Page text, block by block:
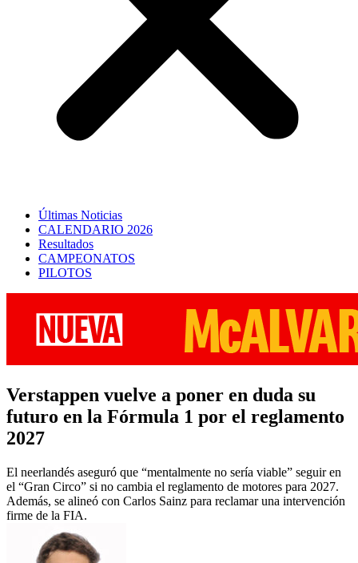
Últimas Noticias
CALENDARIO 2026
Resultados
CAMPEONATOS
PILOTOS
Verstappen vuelve a poner en duda su
futuro en la Fórmula 1 por el reglamento
2027
El neerlandés aseguró que “mentalmente no sería viable” seguir en
el “Gran Circo” si no cambia el reglamento de motores para 2027.
Además, se alineó con Carlos Sainz para reclamar una intervención
firme de la FIA.